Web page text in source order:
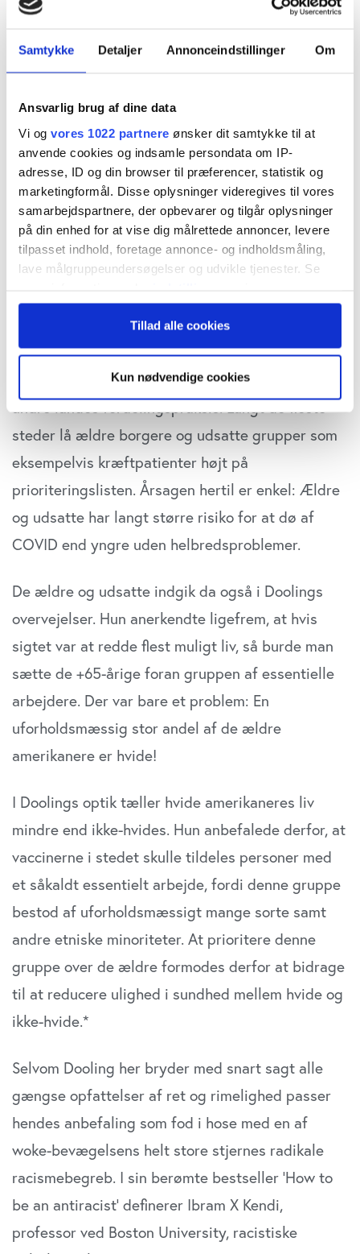
Samtykke Detaljer Annonceindstillinger Om
Ansvarlig brug af dine data
Vi og vores 1022 partnere ønsker dit samtykke til at
anvende cookies og indsamle persondata om IP-
adresse, ID og din browser til præferencer, statistik og
marketingformål. Disse oplysninger videregives til vores
samarbejdspartnere, der opbevarer og tilgår oplysninger
på din enhed for at vise dig målrettede annoncer, levere
tilpasset indhold, foretage annonce- og indholdsmåling,
lave målgruppeundersøgelser og udvikle tjenester. Se
persondatapolitik. Du kan altid trække dit samtykke
tilbage eller ændre indstillinger fra vores
"Cookiedeklaration", eller ved at trykke på "Privacy
Hvis du tillader det, vil vi også gerne:
Indsamle præcise oplysninger om din placering,
der kan være nøjagtig inden for få meter
Identificere din enhed baseret på en scanning af
dens unikke karakteristika (fingerprinting)
Vi bruger cookies til at tilpasse vores indhold og
at analysere vores trafik. Vi deler også oplysninger om
din brug af vores website med vores partnere inden for
sociale medier, annonceringspartnere og
analysepartnere. Vores partnere kan kombinere disse
de har indsamlet fra din brug af deres tjenester. Du
samtykker til vores cookies, hvis du fortsætter med at
anvende vores hjemmeside.
Tillad alle cookies
Kun nødvendige cookies
Frederiksen i denne gennemgang af sagen.
Da læge og sundhedsekspertKathleen Dooling
Advisory Committee on Immunization Practices
(ACIP) omkring uddeling af COVID-vacciner,
præsenterede hun en temmelig utraditionel
prioriteringsnøgle: Næst efter
sundhedspersonale og plejehjemsbeboere skulle
vacciner først og fremmest uddeles til de omkring
87 millioner amerikanere med et såkaldt
essentielt arbejde, herunder ansatte i
supermarkeder og transportbranchen.
Kathleen Doolings anbefaling afveg markant fra
andre landes fordelingspraksis. Langt de fleste
steder lå ældre borgere og udsatte grupper som
eksempelvis kræftpatienter højt på
prioriteringslisten. Årsagen hertil er enkel: Ældre
og udsatte har langt større risiko for at dø af
COVID end yngre uden helbredsproblemer.
De ældre og udsatte indgik da også i Doolings
overvejelser. Hun anerkendte ligefrem, at hvis
sigtet var at redde flest muligt liv, så burde man
sætte de +65-årige foran gruppen af essentielle
arbejdere. Der var bare et problem: En
uforholdsmæssig stor andel af de ældre
amerikanere er hvide!
I Doolings optik tæller hvide amerikaneres liv
mindre end ikke-hvides. Hun anbefalede derfor, at
vaccinerne i stedet skulle tildeles personer med
et såkaldt essentielt arbejde, fordi denne gruppe
bestod af uforholdsmæssigt mange sorte samt
andre etniske minoriteter. At prioritere denne
gruppe over de ældre formodes derfor at bidrage
til at reducere ulighed i sundhed mellem hvide og
ikke-hvide.*
Selvom Dooling her bryder med snart sagt alle
gængse opfattelser af ret og rimelighed passer
hendes anbefaling som fod i hose med en af
woke-bevægelsens helt store stjernes radikale
racismebegreb. I sin berømte bestseller ’How to
be an antiracist’ definerer Ibram X Kendi,
professor ved Boston University, racistiske